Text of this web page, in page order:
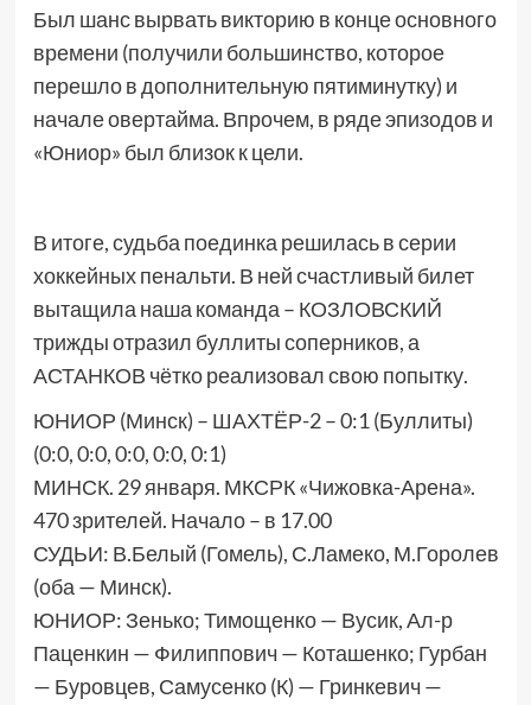
Был шанс вырвать викторию в конце основного
времени (получили большинство, которое
перешло в дополнительную пятиминутку) и
начале овертайма. Впрочем, в ряде эпизодов и
«Юниор» был близок к цели.
В итоге, судьба поединка решилась в серии
хоккейных пенальти. В ней счастливый билет
вытащила наша команда – КОЗЛОВСКИЙ
трижды отразил буллиты соперников, а
АСТАНКОВ чётко реализовал свою попытку.
ЮНИОР (Минск) – ШАХТЁР-2 – 0:1 (Буллиты)
(0:0, 0:0, 0:0, 0:0, 0:1)
МИНСК. 29 января. МКСРК «Чижовка-Арена».
470 зрителей. Начало – в 17.00
СУДЬИ: В.Белый (Гомель), С.Ламеко, М.Горолев
(оба — Минск).
ЮНИОР: Зенько; Тимощенко — Вусик, Ал-р
Паценкин — Филиппович — Коташенко; Гурбан
— Буровцев, Самусенко (К) — Гринкевич —